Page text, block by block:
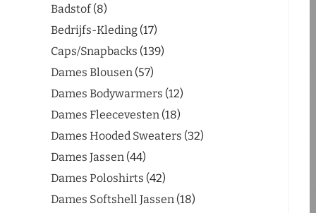
Badstof 8
Bedrijfs-Kleding 17
Caps/Snapbacks 139
Dames Blousen 57
Dames Bodywarmers 12
Dames Fleecevesten 18
Dames Hooded Sweaters 32
Dames Jassen 44
Dames Poloshirts 42
Dames Softshell Jassen 18